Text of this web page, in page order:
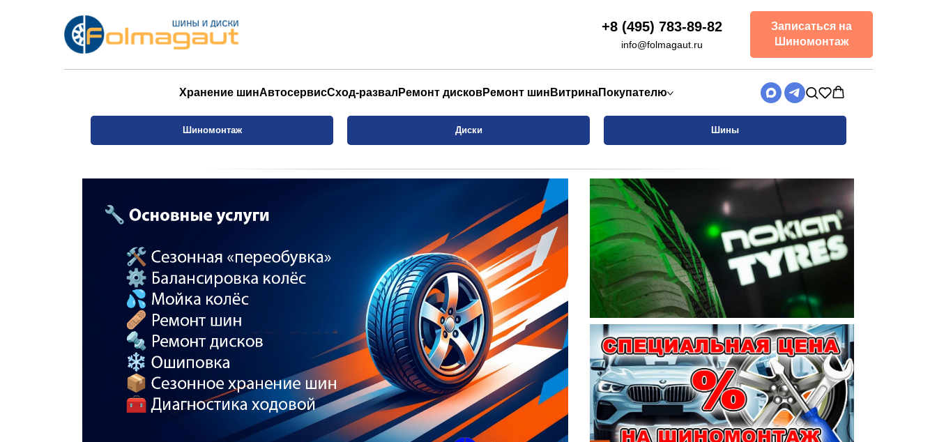
+8 (495) 783-89-82
info@folmagaut.ru
Записаться на
Шиномонтаж
Хранение шинАвтосервисСход-развал Ремонт дисковРемонт шин ВитринаПокупателю
Шиномонтаж Диски Шины